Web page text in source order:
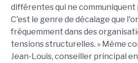
différentes qui ne communiquent
C'est le genre de décalage que
fréquemment dans des
tensions structurelles. » Même
Jean-Louis, conseiller principal